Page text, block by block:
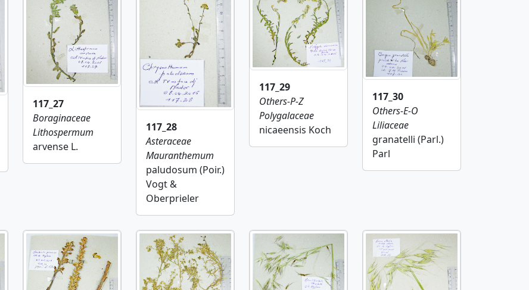
117_27
Boraginaceae
Lithospermum
arvense L.
117_28
Asteraceae
Mauranthemum
paludosum (Poir.)
Vogt &
Oberprieler
117_29
Others-P-Z
Polygalaceae
nicaeensis Koch
117_30
Others-E-O
Liliaceae
granatelli (Parl.)
Parl